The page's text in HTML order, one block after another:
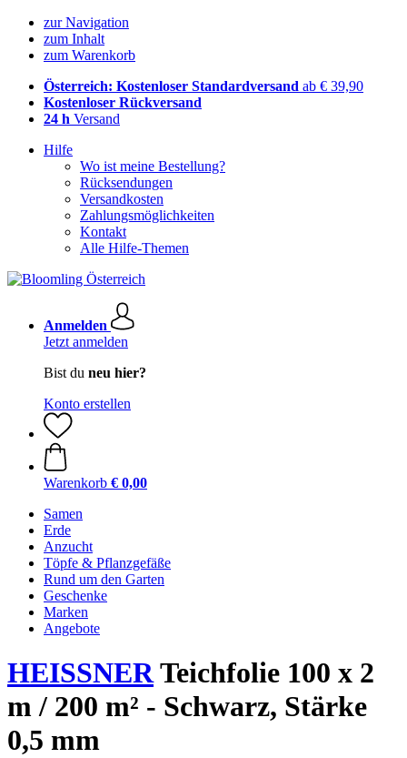
zur Navigation
zum Inhalt
zum Warenkorb
Österreich: Kostenloser Standardversand ab € 39,90
Kostenloser Rückversand
24 h Versand
Hilfe
Wo ist meine Bestellung?
Rücksendungen
Versandkosten
Zahlungsmöglichkeiten
Kontakt
Alle Hilfe-Themen
Anmelden
Jetzt anmelden
Bist du neu hier?
Konto erstellen
Warenkorb € 0,00
Samen
Erde
Anzucht
Töpfe & Pflanzgefäße
Rund um den Garten
Geschenke
Marken
Angebote
HEISSNERTeichfolie 100 x 2
m / 200 m² - Schwarz, Stärke
0,5 mm